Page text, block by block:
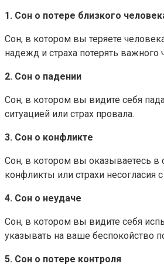
1. Сон о потере близкого
Сон, в котором вы теряете
надежд и страха потерять
2. Сон о падении
Сон, в котором вы видите себя
ситуацией или страх провала.
3. Сон о конфликте
Сон, в котором вы оказываетесь в
конфликты или страхи
4. Сон о неудаче
Сон, в котором вы видите себя
указывать на ваше беспокойство
5. Сон о потере контроля